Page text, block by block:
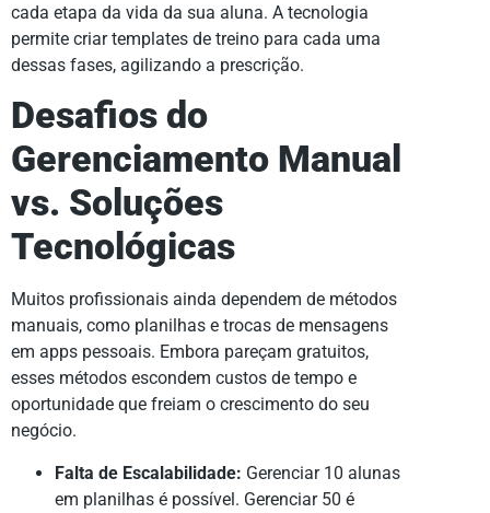
cada etapa da vida da sua aluna. A tecnologia
permite criar templates de treino para cada uma
dessas fases, agilizando a prescrição.
Desafios do
Gerenciamento Manual
vs. Soluções
Tecnológicas
Muitos profissionais ainda dependem de métodos
manuais, como planilhas e trocas de mensagens
em apps pessoais. Embora pareçam gratuitos,
esses métodos escondem custos de tempo e
oportunidade que freiam o crescimento do seu
negócio.
Falta de Escalabilidade: Gerenciar 10 alunas
em planilhas é possível. Gerenciar 50 é